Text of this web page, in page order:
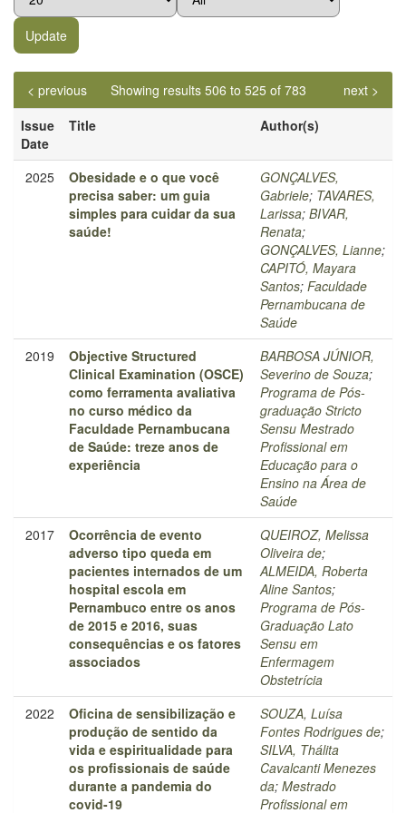
Showing results 506 to 525 of 783
< previous
next >
Issue
Date
Title Author(s)
2025
Obesidade e o que você
precisa saber: um guia
simples para cuidar da sua
saúde!
GONÇALVES,
Gabriele; TAVARES,
Larissa; BIVAR,
Renata;
GONÇALVES, Lianne;
CAPITÓ, Mayara
Santos; Faculdade
Pernambucana de
Saúde
2019
Objective Structured
Clinical Examination (OSCE)
como ferramenta avaliativa
no curso médico da
Faculdade Pernambucana
de Saúde: treze anos de
experiência
BARBOSA JÚNIOR,
Severino de Souza;
Programa de Pós-
graduação Stricto
Sensu Mestrado
Profissional em
Educação para o
Ensino na Área de
Saúde
2017
Ocorrência de evento
adverso tipo queda em
pacientes internados de um
hospital escola em
Pernambuco entre os anos
de 2015 e 2016, suas
consequências e os fatores
associados
QUEIROZ, Melissa
Oliveira de;
ALMEIDA, Roberta
Aline Santos;
Programa de Pós-
Graduação Lato
Sensu em
Enfermagem
Obstetrícia
2022
Oficina de sensibilização e
produção de sentido da
vida e espiritualidade para
os profissionais de saúde
durante a pandemia do
covid-19
SOUZA, Luísa
Fontes Rodrigues de;
SILVA, Thálita
Cavalcanti Menezes
da; Mestrado
Profissional em